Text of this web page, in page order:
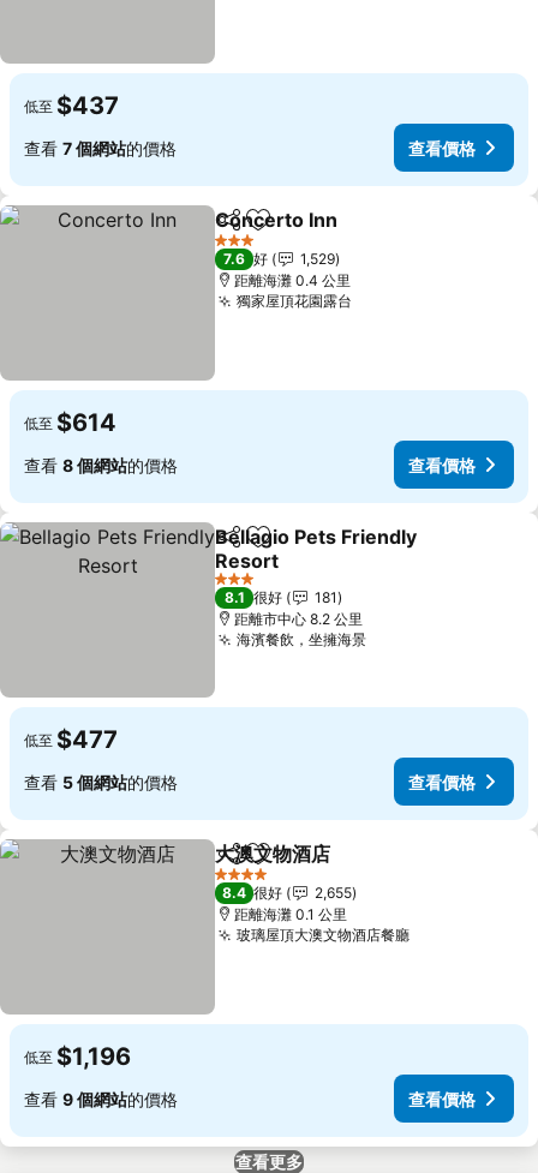
低至 $437
查看 7 個網站的價格 查看價格
分享 放到收藏夾
Concerto Inn
3 星級
7.6 好
1,529
距離海灘 0.4 公里
獨家屋頂花園露台
低至 $614
查看 8 個網站的價格 查看價格
分享 放到收藏夾
Bellagio Pets Friendly
Resort
查看價格
3 星級
8.1 很好
181
距離市中心 8.2 公里
海濱餐飲，坐擁海景查看價格
低至 $477
查看 5 個網站的價格 查看價格
分享 放到收藏夾
大澳文物酒店
4 星級
8.4 很好
2,655
距離海灘 0.1 公里
玻璃屋頂大澳文物酒店餐廳查看價格
低至 $1,196
查看 9 個網站的價格 查看價格
查看更多